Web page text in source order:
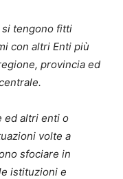
si tengono fitti
con altri Enti più
provincia ed
ed altri enti o
volte a
sfociare in
istituzioni e